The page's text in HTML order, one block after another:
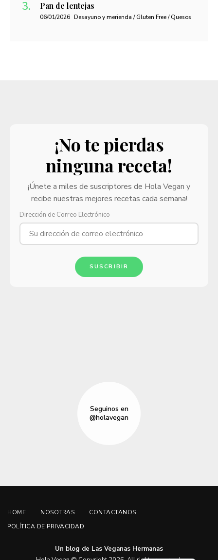
Pan de lentejas
06/01/2026 Desayuno y merienda / Gluten Free / Quesos
¡No te pierdas
ninguna receta!
¡Únete a miles de suscriptores de Hola Vegan y
recibe nuestras mejores recetas cada semana!
Dirección de Correo Electrónico
SUSCRIBIR
Seguinos en
@holavegan
HOME NOSOTRAS
CONTACTANOS
POLÍTICA DE PRIVACIDAD
Un blog de Las Veganas Hermanas
English